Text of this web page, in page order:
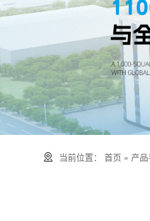
当前位置： 首页 » 产